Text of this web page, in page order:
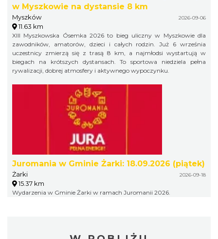
w Myszkowie na dystansie 8 km
Myszków 2026-09-06
11.63 km
XIII Myszkowska Ósemka 2026 to bieg uliczny w Myszkowie dla
zawodników, amatorów, dzieci i całych rodzin. Już 6 września
uczestnicy zmierzą się z trasą 8 km, a najmłodsi wystartują w
biegach na krótszych dystansach. To sportowa niedziela pełna
rywalizacji, dobrej atmosfery i aktywnego wypoczynku.
Juromania w Gminie Żarki: 18.09.2026 (piątek)
Żarki 2026-09-18
15.37 km
Wydarzenia w Gminie Żarki w ramach Juromanii 2026.